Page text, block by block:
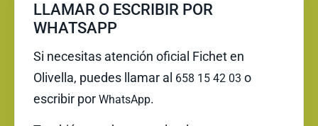
LLAMAR O ESCRIBIR POR
WHATSAPP
Si necesitas atención oficial Fichet en
Olivella, puedes llamar al 658 15 42 03 o
escribir por WhatsApp.